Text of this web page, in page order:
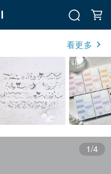
看更多
1/4